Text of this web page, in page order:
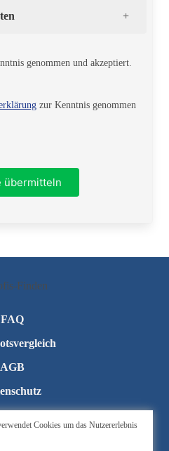
genommen und akzeptiert.
zur Kenntnis genommen
übermitteln
FAQ
AGB
Cookies um das Nutzererlebnis